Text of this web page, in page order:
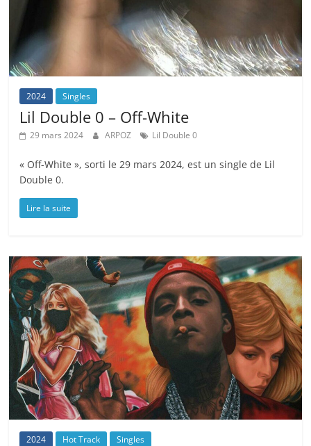
2024 Singles
Lil Double 0 – Off-White
29 mars 2024 ARPOZ Lil Double 0
« Off-White », sorti le 29 mars 2024, est un single de Lil
Double 0.
Lire la suite
2024 Hot Track Singles